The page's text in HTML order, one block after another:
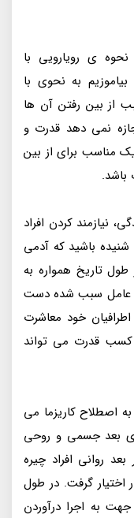
ی رویارویی با
به نحوی با
از بین رفتن آن ها
نمی دهد قدرت و
مناسب برای از بین
نیازمند کردن افراد
شنیده باشید که آدمی
تاریخ همواره به
عامل سبب شده دست
خود معاشرت
کسب قدرت می تواند
اصطلاح کاریزما می
بعد جسمی و روحی
روانی افراد چیره
گرفت. در طول
به اجرا درآوردن